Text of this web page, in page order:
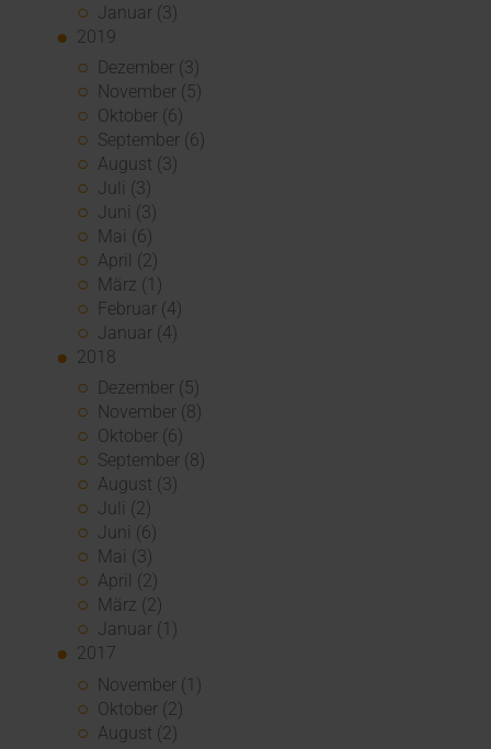
Januar (3)
2019
Dezember (3)
November (5)
Oktober (6)
September (6)
August (3)
Juli (3)
Juni (3)
Mai (6)
April (2)
März (1)
Februar (4)
Januar (4)
2018
Dezember (5)
November (8)
Oktober (6)
September (8)
August (3)
Juli (2)
Juni (6)
Mai (3)
April (2)
März (2)
Januar (1)
2017
November (1)
Oktober (2)
August (2)